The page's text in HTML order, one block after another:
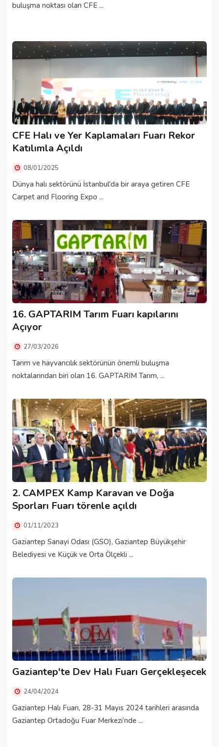
buluşma noktası olan CFE ...
CFE Halı ve Yer Kaplamaları Fuarı Rekor
Katılımla Açıldı
08/01/2025
Dünya halı sektörünü İstanbul'da bir araya getiren CFE
Carpet and Flooring Expo ...
16. GAPTARIM Tarım Fuarı kapılarını
Açıyor
27/03/2026
Tarım ve hayvancılık sektörünün önemli buluşma
noktalarından biri olan 16. GAPTARIM Tarım, ...
2. CAMPEX Kamp Karavan ve Doğa
Sporları Fuarı törenle açıldı
01/11/2023
Gaziantep Sanayi Odası (GSO), Gaziantep Büyükşehir
Belediyesi ve Küçük ve Orta Ölçekli ...
Gaziantep'te Dev Halı Fuarı Gerçekleşecek
24/04/2024
Gaziantep Halı Fuarı, 28-31 Mayıs 2024 tarihleri arasında
Gaziantep Ortadoğu Fuar Merkezi’nde ...